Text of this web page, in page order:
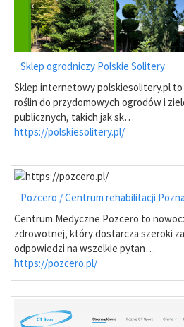
Sklep ogrodniczy Polskie Solitery
Sklep internetowy polskiesolitery.pl
roślin do przydomowych ogrodów i
publicznych, takich jak sk…
https://polskiesolitery.pl/
Pozcero / Centrum rehabilitacji
Centrum Medyczne Pozcero to
zdrowotnej, który dostarcza szeroki
odpowiedzi na wszelkie pytan…
https://pozcero.pl/